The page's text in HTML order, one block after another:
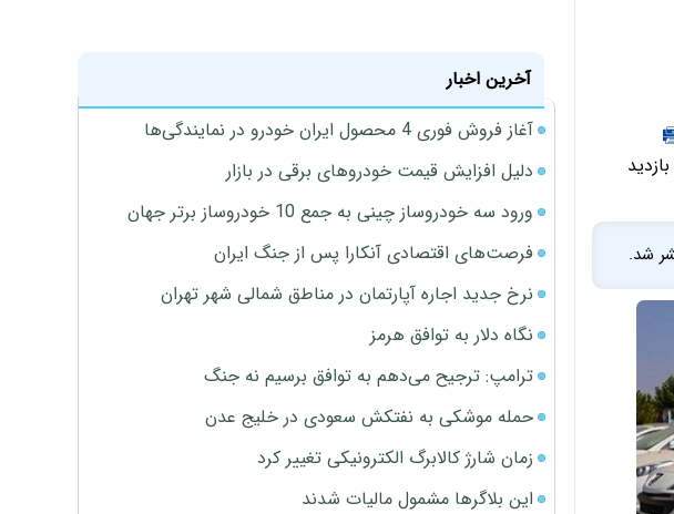
آخرین اخبار
آغاز فروش فوری 4 محصول ایران خودرو در نمایندگی‌ها
دلیل افزایش قیمت خودروهای برقی در بازار
ورود سه خودروساز چینی به جمع 10 خودروساز برتر جهان
فرصت‌های اقتصادی آنکارا پس از جنگ ایران
نرخ جدید اجاره آپارتمان در مناطق شمالی شهر تهران
نگاه دلار به توافق هرمز
ترامپ: ترجیح می‌دهم به توافق برسیم نه جنگ
حمله موشکی به نفتکش سعودی در خلیج عدن
زمان شارژ کالابرگ الکترونیکی تغییر کرد
این بلاگرها مشمول مالیات شدند